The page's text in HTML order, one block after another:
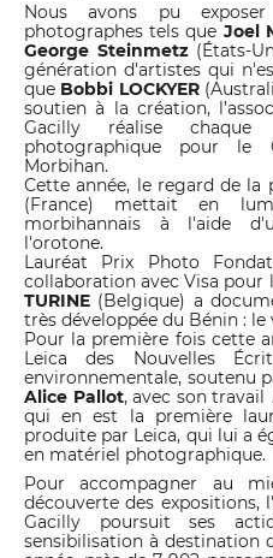
Nous avons pu
photographes tels que Joel
George Steinmetz (États-
génération d'artistes qui
que Bobbi LOCKYER
soutien à la création,
Gacilly réalise
photographique pour le
Morbihan.
Cette année, le regard de la
(France) mettait en
morbihannais à l'aide
l'orotone.
Lauréat Prix Photo
collaboration avec Visa
TURINE (Belgique) a
très développée du Bénin : le
Pour la première fois cette
Leica des Nouvelles
environnementale, soutenu
Alice Pallot, avec son travail
qui en est la première
produite par Leica, qui lui a
en matériel photographique.
Pour accompagner au
découverte des expositions,
Gacilly poursuit ses
sensibilisation à destination